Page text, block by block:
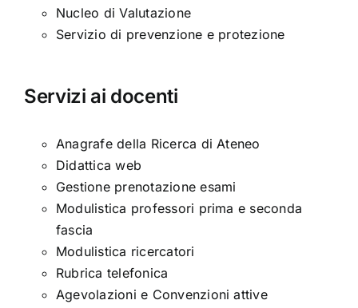
Nucleo di Valutazione
Servizio di prevenzione e protezione
Servizi ai docenti
Anagrafe della Ricerca di Ateneo
Didattica web
Gestione prenotazione esami
Modulistica professori prima e seconda
fascia
Modulistica ricercatori
Rubrica telefonica
Agevolazioni e Convenzioni attive